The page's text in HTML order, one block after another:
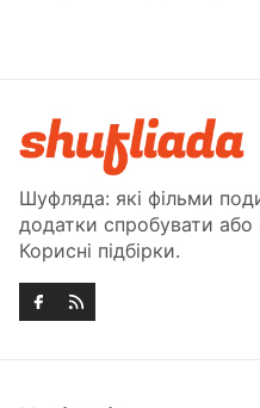
Шуфляда: які фільми
додатки спробувати або
Корисні підбірки.